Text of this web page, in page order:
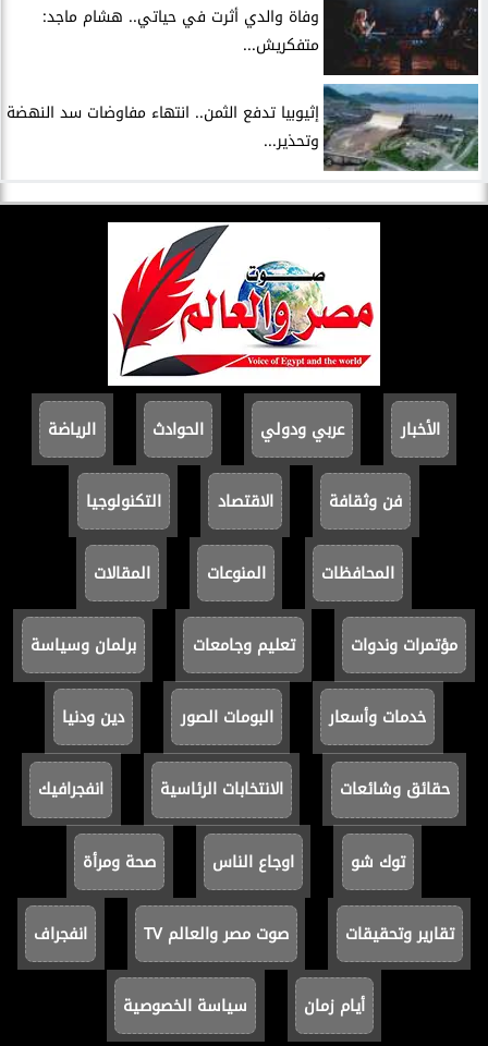
وفاة والدي أثرت في حياتي.. هشام ماجد:
متفكريش...
إثيوبيا تدفع الثمن.. انتهاء مفاوضات سد النهضة
وتحذير...
الأخبار عربي ودولي الحوادث الرياضة
فن وثقافة الاقتصاد التكنولوجيا
المحافظات المنوعات المقالات
مؤتمرات وندوات تعليم وجامعات برلمان وسياسة
خدمات وأسعار البومات الصور دين ودنيا
حقائق وشائعات الانتخابات الرئاسية انفجرافيك
توك شو اوجاع الناس صحة ومرأة
تقارير وتحقيقات صوت مصر والعالم TV انفجراف
أيام زمان سياسة الخصوصية